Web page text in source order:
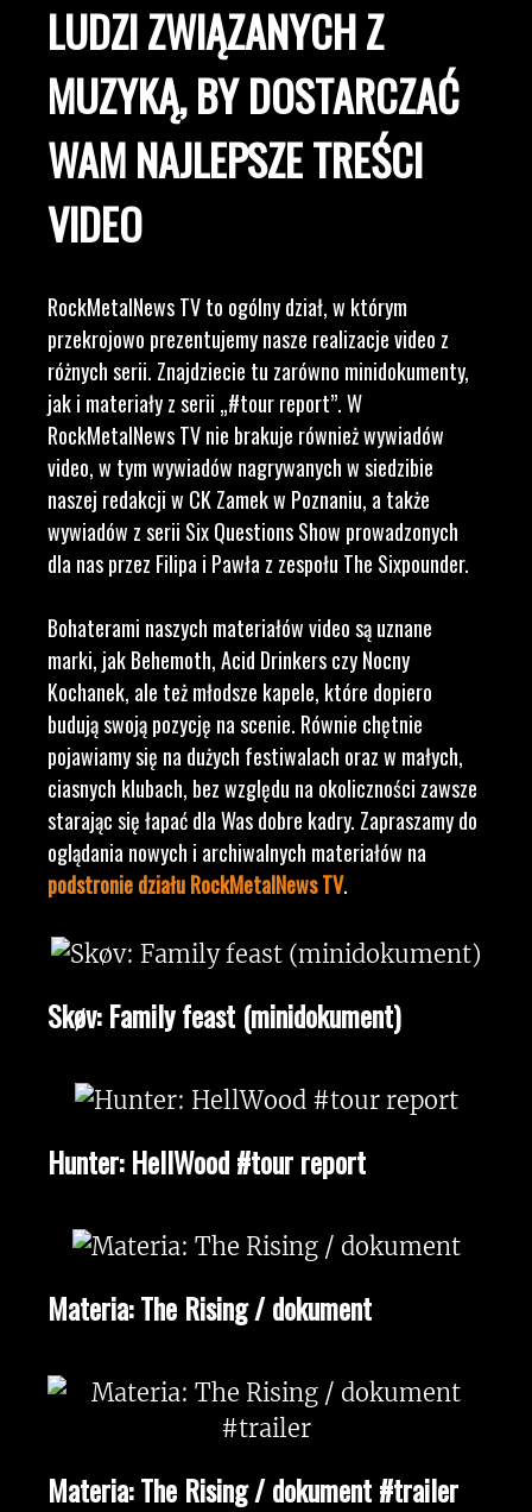
LUDZI ZWIĄZANYCH Z
MUZYKĄ, BY DOSTARCZAĆ
WAM NAJLEPSZE TREŚCI
VIDEO
RockMetalNews TV to ogólny dział, w którym
przekrojowo prezentujemy nasze realizacje video z
różnych serii. Znajdziecie tu zarówno minidokumenty,
jak i materiały z serii „#tour report”. W
RockMetalNews TV nie brakuje również wywiadów
video, w tym wywiadów nagrywanych w siedzibie
naszej redakcji w CK Zamek w Poznaniu, a także
wywiadów z serii Six Questions Show prowadzonych
dla nas przez Filipa i Pawła z zespołu The Sixpounder.
Bohaterami naszych materiałów video są uznane
marki, jak Behemoth, Acid Drinkers czy Nocny
Kochanek, ale też młodsze kapele, które dopiero
budują swoją pozycję na scenie. Równie chętnie
pojawiamy się na dużych festiwalach oraz w małych,
ciasnych klubach, bez względu na okoliczności zawsze
starając się łapać dla Was dobre kadry. Zapraszamy do
oglądania nowych i archiwalnych materiałów na
podstronie działu RockMetalNews TV.
Skøv: Family feast (minidokument)
Hunter: HellWood #tour report
Materia: The Rising / dokument
Materia: The Rising / dokument #trailer